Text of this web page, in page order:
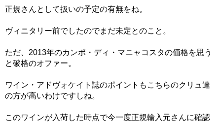
正規さんとして扱いの予定の有無をね。
ヴィニタリー前でしたのでまだ未定とのこと。
ただ、2013年のカンポ・ディ・マニャコスタの価格を思う
と破格のオファー。
ワイン・アドヴォケイト誌のポイントもこちらのクリュ達
の方が高いわけですしね。
このワインが入荷した時点で今一度正規輸入元さんに確認